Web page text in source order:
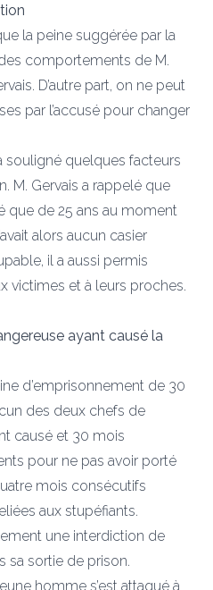
la peine suggérée par la
comportements de M.
D’autre part, on ne peut
par l’accusé pour changer
souligné quelques facteurs
M. Gervais a rappelé que
que de 25 ans au moment
alors aucun casier
il a aussi permis
victimes et à leurs proches.
ayant causé la
d’emprisonnement de 30
des deux chefs de
causé et 30 mois
pour ne pas avoir porté
mois consécutifs
aux stupéfiants.
une interdiction de
sa sortie de prison.
homme s’est attaqué à